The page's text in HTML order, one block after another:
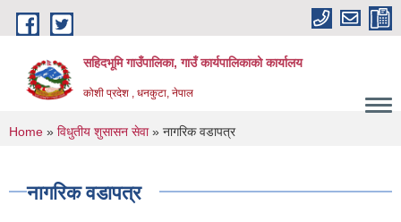
Skip to main content
सहिदभूमि गाउँपालिका, गाउँ कार्यपालिकाको कार्यालय
कोशी प्रदेश , धनकुटा, नेपाल
You are here
Home » विधुतीय शुसासन सेवा» नागरिक वडापत्र
नागरिक वडापत्र